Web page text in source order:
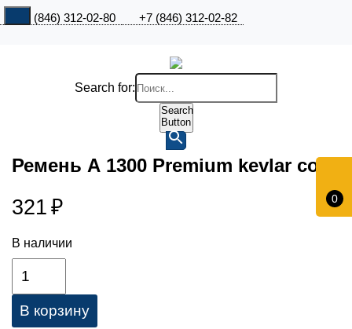
+7 (846) 312-02-80 +7 (846) 312-02-82
0
Search for:
Search
Button
Ремень А 1300 Premium kevlar cord
321 ₽
В наличии
В корзину